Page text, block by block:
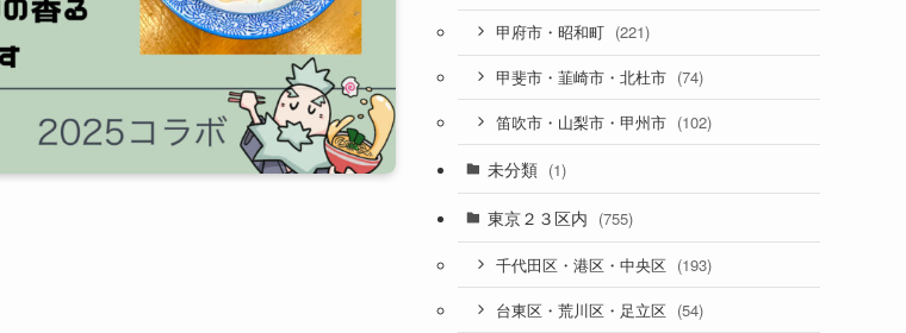
甲府市・昭和町 (221)
甲斐市・韮崎市・北杜市 (74)
笛吹市・山梨市・甲州市 (102)
未分類 (1)
東京２３区内 (755)
千代田区・港区・中央区 (193)
台東区・荒川区・足立区 (54)